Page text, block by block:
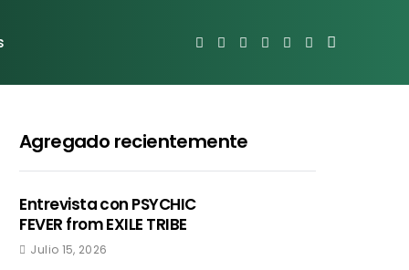
Agregado recientemente
Entrevista con PSYCHIC
FEVER from EXILE TRIBE
Julio 15, 2026